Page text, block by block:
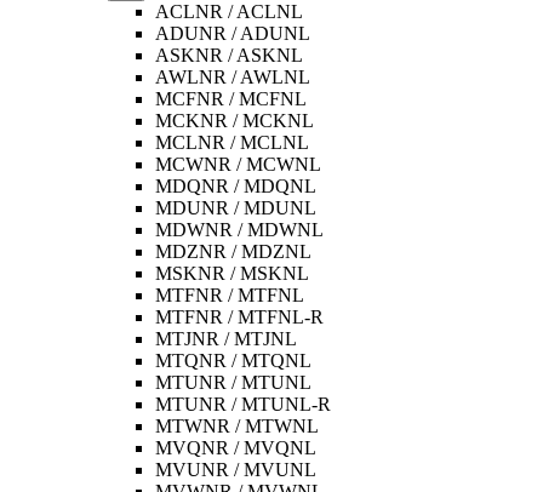
ACLNR / ACLNL
ADUNR / ADUNL
ASKNR / ASKNL
AWLNR / AWLNL
MCFNR / MCFNL
MCKNR / MCKNL
MCLNR / MCLNL
MCWNR / MCWNL
MDQNR / MDQNL
MDUNR / MDUNL
MDWNR / MDWNL
MDZNR / MDZNL
MSKNR / MSKNL
MTFNR / MTFNL
MTFNR / MTFNL-R
MTJNR / MTJNL
MTQNR / MTQNL
MTUNR / MTUNL
MTUNR / MTUNL-R
MTWNR / MTWNL
MVQNR / MVQNL
MVUNR / MVUNL